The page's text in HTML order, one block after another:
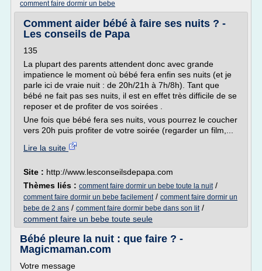
comment faire dormir un bebe
Comment aider bébé à faire ses nuits ? -
Les conseils de Papa
135
La plupart des parents attendent donc avec grande
impatience le moment où bébé fera enfin ses nuits (et je
parle ici de vraie nuit : de 20h/21h à 7h/8h). Tant que
bébé ne fait pas ses nuits, il est en effet très difficile de se
reposer et de profiter de vos soirées .
Une fois que bébé fera ses nuits, vous pourrez le coucher
vers 20h puis profiter de votre soirée (regarder un film,...
Lire la suite
Site : http://www.lesconseilsdepapa.com
Thèmes liés : comment faire dormir un bebe toute la nuit/
comment faire dormir un bebe facilement/ comment faire dormir un
bebe de 2 ans / comment faire dormir bebe dans son lit/
comment faire un bebe toute seule
Bébé pleure la nuit : que faire ? -
Magicmaman.com
Votre message